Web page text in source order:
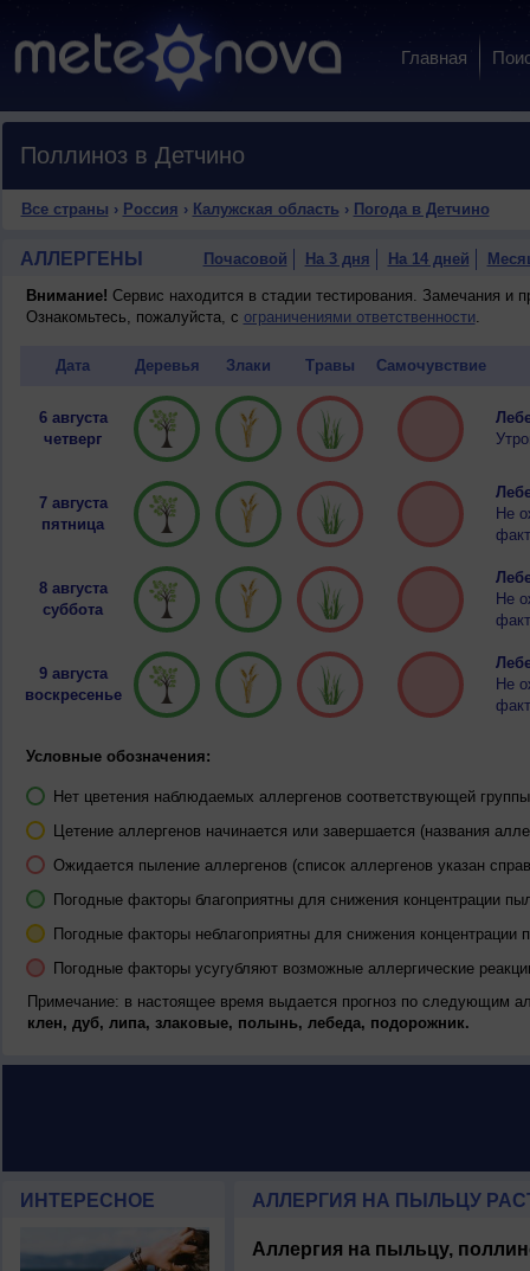
Главная
Поллиноз в Детчино
Все страны › Россия › Калужская область › Погода в Детчино
АЛЛЕРГЕНЫ Почасовой На 3 дня На 14 дней
Внимание! Сервис находится в стадии тестирования. Замечания и
Ознакомьтесь, пожалуйста, с ограничениями ответственности.
Дата Деревья Злаки Травы Самочувствие
6 августа
четверг
7 августа
пятница
Не
8 августа
суббота
Не
9 августа
воскресенье
Не
Условные обозначения:
Нет цветения наблюдаемых аллергенов соответствующей
Цетение аллергенов начинается или завершается (названия
Ожидается пыление аллергенов (список аллергенов указан
Погодные факторы благоприятны для снижения концентрации
Погодные факторы неблагоприятны для снижения концентрации
Погодные факторы усугубляют возможные аллергические
Примечание: в настоящее время выдается прогноз по следующим
клен, дуб, липа, злаковые, полынь, лебеда, подорожник.
ИНТЕРЕСНОЕ АЛЛЕРГИЯ НА ПЫЛЬЦУ
Аллергия на пыльцу,